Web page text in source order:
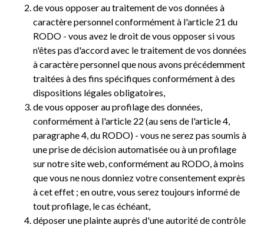
de vous opposer au traitement de vos données à
caractère personnel conformément à l'article 21 du
RODO - vous avez le droit de vous opposer si vous
n'êtes pas d'accord avec le traitement de vos données
à caractère personnel que nous avons précédemment
traitées à des fins spécifiques conformément à des
dispositions légales obligatoires,
de vous opposer au profilage des données,
conformément à l'article 22 (au sens de l'article 4,
paragraphe 4, du RODO) - vous ne serez pas soumis à
une prise de décision automatisée ou à un profilage
sur notre site web, conformément au RODO, à moins
que vous ne nous donniez votre consentement exprès
à cet effet ; en outre, vous serez toujours informé de
tout profilage, le cas échéant,
déposer une plainte auprès d'une autorité de contrôle